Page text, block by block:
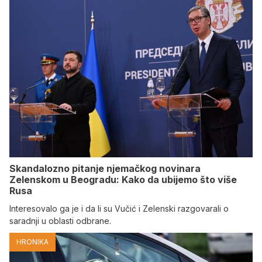
Skandalozno pitanje njemačkog novinara
Zelenskom u Beogradu: Kako da ubijemo što više
Rusa
Interesovalo ga je i da li su Vučić i Zelenski razgovarali o
saradnji u oblasti odbrane.
HRONIKA